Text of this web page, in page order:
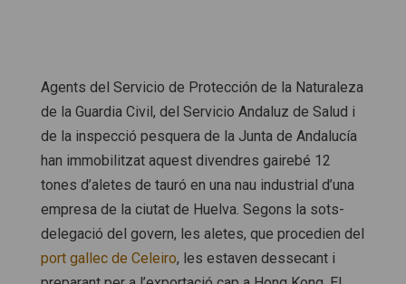
Agents del Servicio de Protección de la Naturaleza
de la Guardia Civil, del Servicio Andaluz de Salud i
de la inspecció pesquera de la Junta de Andalucía
han immobilitzat aquest divendres gairebé 12
tones d’aletes de tauró en una nau industrial d’una
empresa de la ciutat de Huelva. Segons la sots-
delegació del govern, les aletes, que procedien del
port gallec de Celeiro, les estaven dessecant i